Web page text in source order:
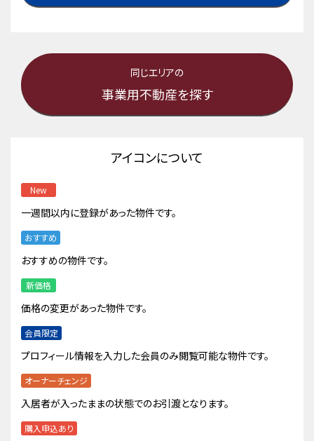
同じエリアの
事業用不動産を探す
アイコンについて
New
一週間以内に登録があった物件です。
おすすめ
おすすめの物件です。
新価格
価格の変更があった物件です。
会員限定
プロフィール情報を入力した会員のみ閲覧可能な物件です。
オーナーチェンジ
入居者が入ったままの状態でのお引渡となります。
購入申込あり